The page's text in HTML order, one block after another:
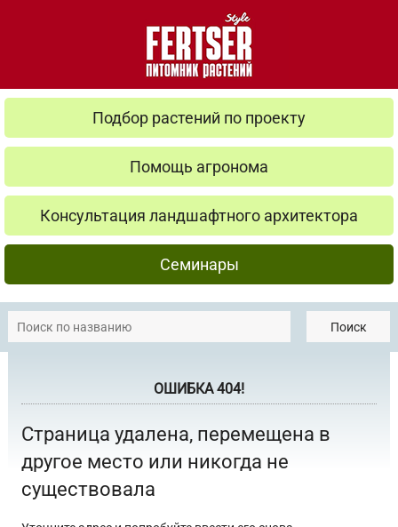
Подбор растений по проекту
Помощь агронома
Консультация ландшафтного архитектора
Семинары
Поиск
ОШИБКА 404!
Страница удалена, перемещена в
другое место или никогда не
существовала